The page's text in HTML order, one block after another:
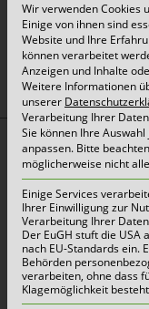
Top Themen:
Abfallarten
Container &
FAQ
Jobs&Karriere
onlinePORTALE
Wir verwenden Cookies
Einige von ihnen sind
Website und Ihre
können verarbeitet
Anzeigen und Inhalte
Weitere Informationen
unserer
Verarbeitung Ihrer
Sie können Ihre
anpassen. Bitte
möglicherweise nicht
Einige Services
Ihrer Einwilligung zur
Verarbeitung Ihrer
Der EuGH stuft die USA
nach EU-Standards ein.
Behörden
verarbeiten, ohne dass
Klagemöglichkeit